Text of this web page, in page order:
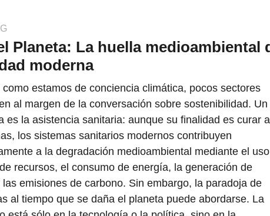
Planeta: La huella medioambiental
moderna
como estamos de conciencia climática, pocos sectores
al margen de la conversación sobre sostenibilidad. Un
es la asistencia sanitaria: aunque su finalidad es curar a
los sistemas sanitarios modernos contribuyen
a la degradación medioambiental mediante el uso
recursos, el consumo de energía, la generación de
las emisiones de carbono. Sin embargo, la paradoja de
al tiempo que se daña el planeta puede abordarse. La